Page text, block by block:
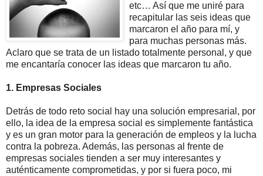
etc… Así que me uniré para
recapitular las seis ideas que
marcaron el año para mí, y
para muchas personas más.
Aclaro que se trata de un listado totalmente personal, y que
me encantaría conocer las ideas que marcaron tu año.
1. Empresas Sociales
Detrás de todo reto social hay una solución empresarial, por
ello, la idea de la empresa social es simplemente fantástica
y es un gran motor para la generación de empleos y la lucha
contra la pobreza. Además, las personas al frente de
empresas sociales tienden a ser muy interesantes y
auténticamente comprometidas, y por si fuera poco, mi